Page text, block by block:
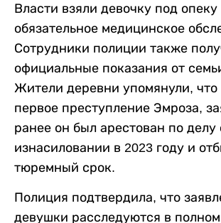
Власти взяли девочку под
обязательное медицинское
Сотрудники полиции также
официальные показания от
Жители деревни упомянули, что
первое преступление Эмроза,
ранее он был арестован по делу
изнасиловании в 2023 году и
тюремный срок.
Полиция подтвердила, что
девушки расследуются в